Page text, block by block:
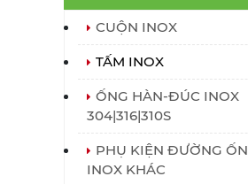
CUỘN INOX
TẤM INOX
ỐNG HÀN-ĐÚC INOX
304|316|310S
PHỤ KIỆN ĐƯỜNG
INOX KHÁC